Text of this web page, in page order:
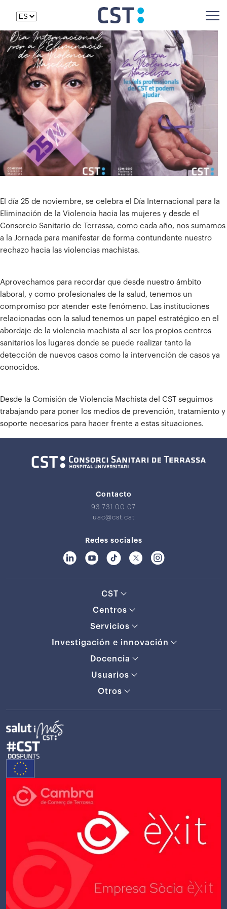
El día 25 de noviembre, se celebra el Día Internacional para la
Eliminación de la Violencia hacia las mujeres y desde el
Consorcio Sanitario de Terrassa, como cada año, nos sumamos
a la Jornada para manifestar de forma contundente nuestro
rechazo hacia las violencias machistas.
Aprovechamos para recordar que desde nuestro ámbito
laboral, y como profesionales de la salud, tenemos un
compromiso por atender este fenómeno. Las instituciones
relacionadas con la salud tenemos un papel estratégico en el
abordaje de la violencia machista al ser los propios centros
sanitarios los lugares donde se puede realizar tanto la
detección de nuevos casos como la intervención de casos ya
conocidos.
Desde la Comisión de Violencia Machista del CST seguimos
trabajando para poner los medios de prevención, tratamiento y
soporte necesarios para hacer frente a estas situaciones.
Contacto
93 731 00 07
uac@cst.cat
Redes sociales
CST
Centros
Servicios
Investigación e innovación
Docencia
Usuarios
Otros